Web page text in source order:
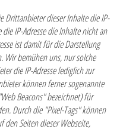
Drittanbieter dieser Inhalte die IP-
IP-Adresse die Inhalte nicht an
ist damit für die Darstellung
Wir bemühen uns, nur solche
die IP-Adresse lediglich zur
können ferner sogenannte
Beacons" bezeichnet) für
Durch die "Pixel-Tags" können
den Seiten dieser Webseite,